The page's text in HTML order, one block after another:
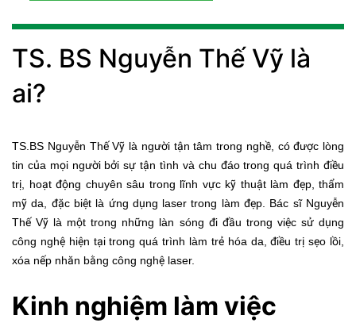
TS. BS Nguyễn Thế Vỹ là
ai?
TS.BS Nguyễn Thế Vỹ là người tận tâm trong nghề, có được lòng
tin của mọi người bởi sự tận tình và chu đáo trong quá trình điều
trị, hoạt động chuyên sâu trong lĩnh vực kỹ thuật làm đẹp, thẩm
mỹ da, đặc biệt là ứng dụng laser trong làm đẹp. Bác sĩ Nguyễn
Thế Vỹ là một trong những làn sóng đi đầu trong việc sử dụng
công nghệ hiện tại trong quá trình làm trẻ hóa da, điều trị sẹo lồi,
xóa nếp nhăn bằng công nghệ laser.
Kinh nghiệm làm việc